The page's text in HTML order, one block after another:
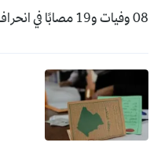
08 وفيات و19 مصابًا في انحراف حافلة لنقل العمال بولاية قسنطينة